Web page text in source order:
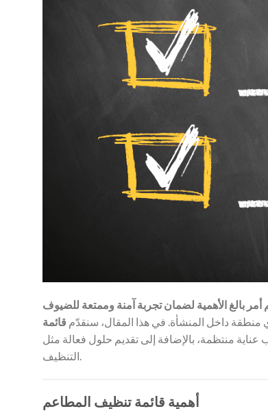
داخل المنشأة. في هذا المقال، سنقدّم قائمة
التنظيف.
أهمية قائمة تنظيف المطاعم